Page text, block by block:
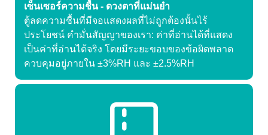
เซ็นเซอร์ความชื้น - ดวงตาที่แม่นยำ
ตู้ลดความชื้นที่มีจอแสดงผลที่ไม่ถูกต้องนั้นไร้
ประโยชน์ คำมั่นสัญญาของเรา: ค่าที่อ่านได้ที่แสดง
เป็นค่าที่อ่านได้จริง โดยมีระยะขอบของข้อผิดพลาด
ควบคุมอยู่ภายใน ±3%RH และ ±2.5%RH